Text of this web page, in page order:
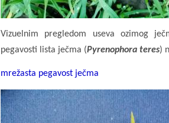
Vizuelnim pregledom useva ozimog
pegavosti lista ječma (Pyrenophora teres)
mrežasta pegavost ječma